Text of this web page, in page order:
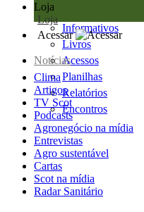
Loja
Loja
Informativos
Livros
Acessos
Planilhas
Relatórios
Encontros
Acessar
Notícias
Clima
Artigos
TV Scot
Podcasts
Agronegócio na mídia
Entrevistas
Agro sustentável
Cartas
Scot na mídia
Radar Sanitário